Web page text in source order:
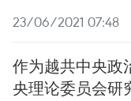
23/06/2021 07:48
作为越共中央政
央理论委员会研